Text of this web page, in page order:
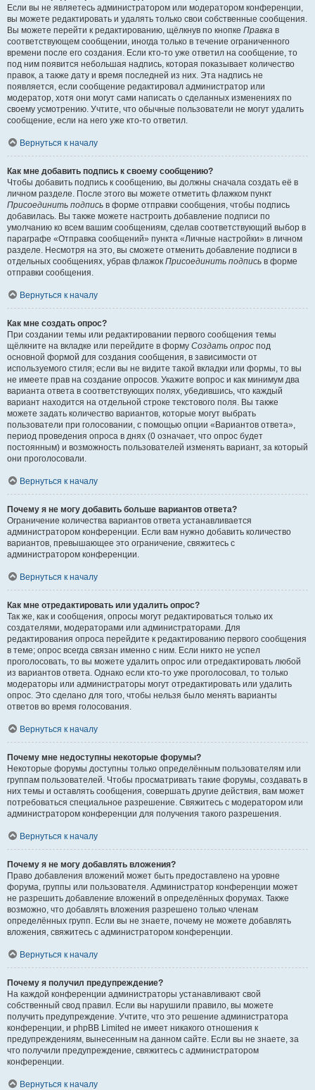
Если вы не являетесь администратором или модератором конференции,
вы можете редактировать и удалять только свои собственные сообщения.
Вы можете перейти к редактированию, щёлкнув по кнопке Правка в
соответствующем сообщении, иногда только в течение ограниченного
времени после его создания. Если кто-то уже ответил на сообщение, то
под ним появится небольшая надпись, которая показывает количество
правок, а также дату и время последней из них. Эта надпись не
появляется, если сообщение редактировал администратор или
модератор, хотя они могут сами написать о сделанных изменениях по
своему усмотрению. Учтите, что обычные пользователи не могут удалить
сообщение, если на него уже кто-то ответил.
Вернуться к началу
Как мне добавить подпись к своему сообщению?
Чтобы добавить подпись к сообщению, вы должны сначала создать её в
личном разделе. После этого вы можете отметить флажком пункт
Присоединить подпись в форме отправки сообщения, чтобы подпись
добавилась. Вы также можете настроить добавление подписи по
умолчанию ко всем вашим сообщениям, сделав соответствующий выбор в
параграфе «Отправка сообщений» пункта «Личные настройки» в личном
разделе. Несмотря на это, вы сможете отменить добавление подписи в
отдельных сообщениях, убрав флажок Присоединить подпись в форме
отправки сообщения.
Вернуться к началу
Как мне создать опрос?
При создании темы или редактировании первого сообщения темы
щёлкните на вкладке или перейдите в форму Создать опрос под
основной формой для создания сообщения, в зависимости от
используемого стиля; если вы не видите такой вкладки или формы, то вы
не имеете прав на создание опросов. Укажите вопрос и как минимум два
варианта ответа в соответствующих полях, убедившись, что каждый
вариант находится на отдельной строке текстового поля. Вы также
можете задать количество вариантов, которые могут выбрать
пользователи при голосовании, с помощью опции «Вариантов ответа»,
период проведения опроса в днях (0 означает, что опрос будет
постоянным) и возможность пользователей изменять вариант, за который
они проголосовали.
Вернуться к началу
Почему я не могу добавить больше вариантов ответа?
Ограничение количества вариантов ответа устанавливается
администратором конференции. Если вам нужно добавить количество
вариантов, превышающее это ограничение, свяжитесь с
администратором конференции.
Вернуться к началу
Как мне отредактировать или удалить опрос?
Так же, как и сообщения, опросы могут редактироваться только их
создателями, модераторами или администраторами. Для
редактирования опроса перейдите к редактированию первого сообщения
в теме; опрос всегда связан именно с ним. Если никто не успел
проголосовать, то вы можете удалить опрос или отредактировать любой
из вариантов ответа. Однако если кто-то уже проголосовал, то только
модераторы или администраторы могут отредактировать или удалить
опрос. Это сделано для того, чтобы нельзя было менять варианты
ответов во время голосования.
Вернуться к началу
Почему мне недоступны некоторые форумы?
Некоторые форумы доступны только определённым пользователям или
группам пользователей. Чтобы просматривать такие форумы, создавать в
них темы и оставлять сообщения, совершать другие действия, вам может
потребоваться специальное разрешение. Свяжитесь с модератором или
администратором конференции для получения такого разрешения.
Вернуться к началу
Почему я не могу добавлять вложения?
Право добавления вложений может быть предоставлено на уровне
форума, группы или пользователя. Администратор конференции может
не разрешить добавление вложений в определённых форумах. Также
возможно, что добавлять вложения разрешено только членам
определённых групп. Если вы не знаете, почему не можете добавлять
вложения, свяжитесь с администратором конференции.
Вернуться к началу
Почему я получил предупреждение?
На каждой конференции администраторы устанавливают свой
собственный свод правил. Если вы нарушили правило, вы можете
получить предупреждение. Учтите, что это решение администратора
конференции, и phpBB Limited не имеет никакого отношения к
предупреждениям, вынесенным на данном сайте. Если вы не знаете, за
что получили предупреждение, свяжитесь с администратором
конференции.
Вернуться к началу